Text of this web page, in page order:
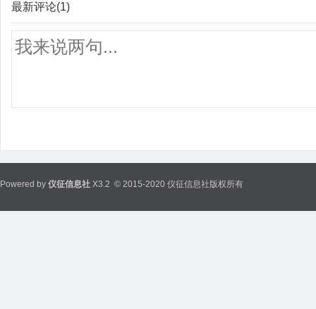
最新评论(1)
Powered by 仪征信息社 X3.2 © 2015-2020 仪征信息社版权所有